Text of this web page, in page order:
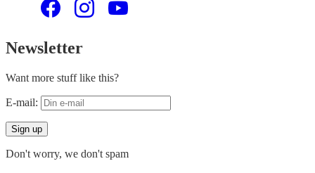
Newsletter
Want more stuff like this?
E-mail:
Don't worry, we don't spam